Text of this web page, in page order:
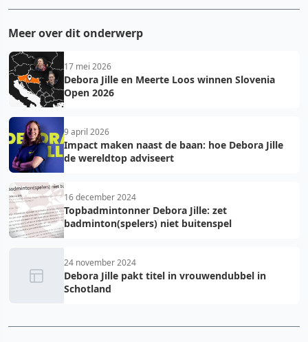
Meer over dit onderwerp
17 mei 2026
Debora Jille en Meerte Loos winnen Slovenia
Open 2026
9 april 2026
Impact maken naast de baan: hoe Debora Jille
de wereldtop adviseert
16 december 2024
Topbadmintonner Debora Jille: zet
badminton(spelers) niet buitenspel
24 november 2024
Debora Jille pakt titel in vrouwendubbel in
Schotland